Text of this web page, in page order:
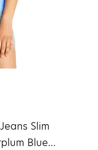
Slim
Blue